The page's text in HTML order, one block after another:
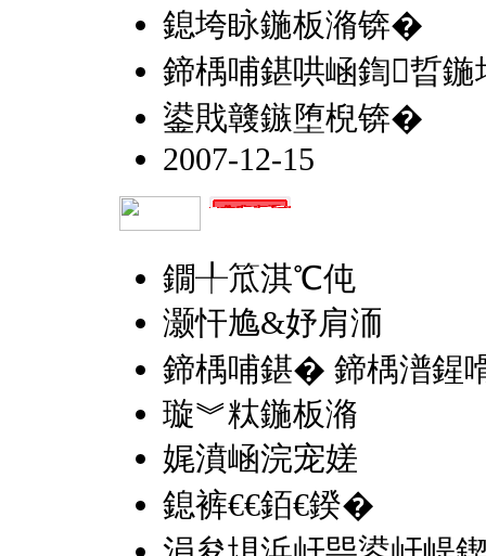
鎴垮眿鍦板潃锛�
鍗楀哺鍖哄崡鍧晢
鍙戝竷鏃堕棿锛�
2007-12-15
鐗╀笟淇℃伅
灏忓尯&妤肩洏
鍗楀哺鍖� 鍗楀潽鍟
璇︾粏鍦板潃
娓濆崡浣宠嫅
鎴裤€€銆€鍨�